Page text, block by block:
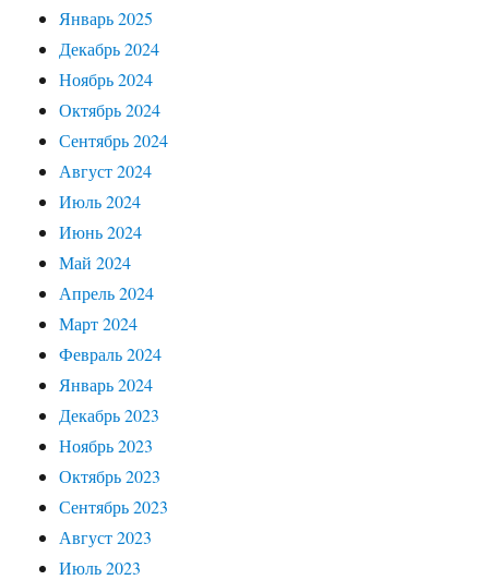
Январь 2025
Декабрь 2024
Ноябрь 2024
Октябрь 2024
Сентябрь 2024
Август 2024
Июль 2024
Июнь 2024
Май 2024
Апрель 2024
Март 2024
Февраль 2024
Январь 2024
Декабрь 2023
Ноябрь 2023
Октябрь 2023
Сентябрь 2023
Август 2023
Июль 2023